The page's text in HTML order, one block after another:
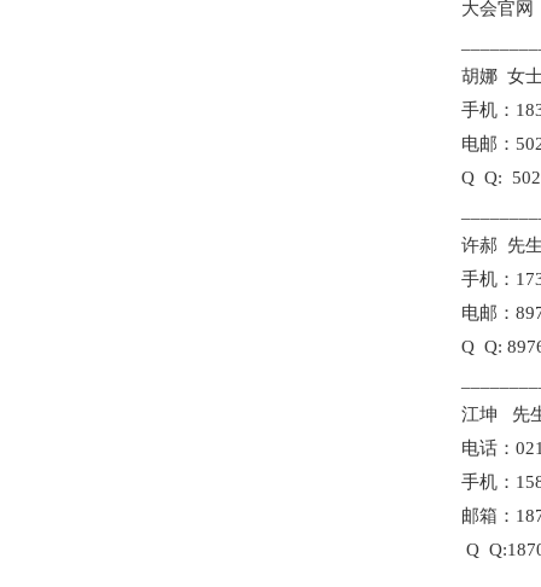
大会官网
胡娜 女
手机：
电邮：
Q Q:
许郝 先
手机：
电邮：
Q Q:
江坤 先
电话：
手机：
邮箱：
Q